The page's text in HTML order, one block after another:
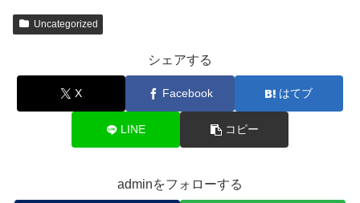
Uncategorized
シェアする
X Facebook はてブ
LINE コピー
adminをフォローする